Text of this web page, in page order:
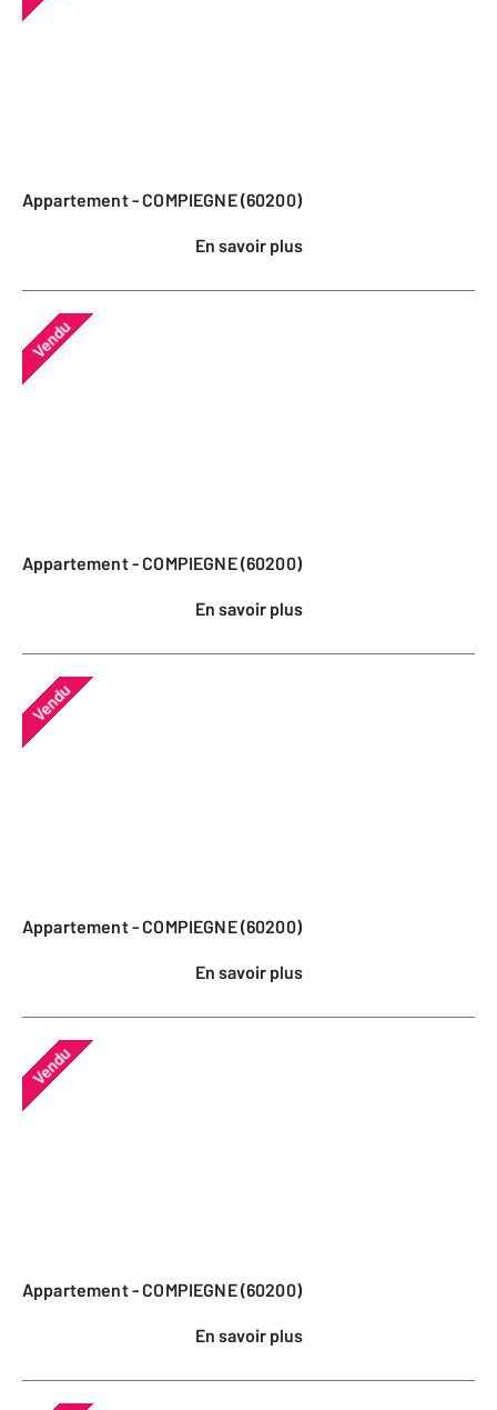
Appartement - COMPIEGNE (60200)
En savoir plus
Vendu
Appartement - COMPIEGNE (60200)
En savoir plus
Vendu
Appartement - COMPIEGNE (60200)
En savoir plus
Vendu
Appartement - COMPIEGNE (60200)
En savoir plus